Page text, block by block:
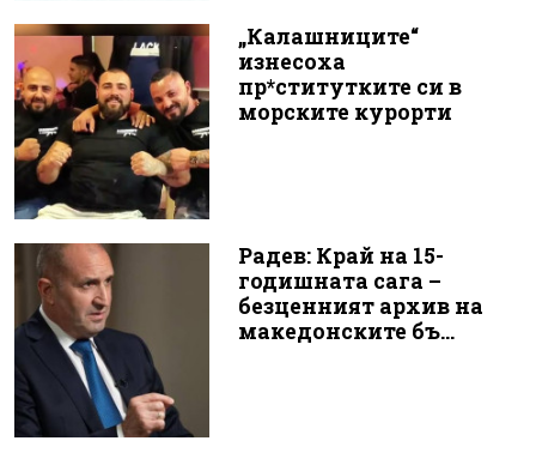
„Калашниците“
изнесоха
пр*ститутките си в
морските курорти
Радев: Край на 15-
годишната сага –
безценният архив на
македонските бъ...